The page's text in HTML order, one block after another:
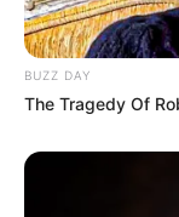
Beby Tsabina
BUZZ DAY
The Tragedy Of